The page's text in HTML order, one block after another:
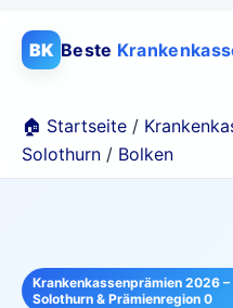
BK Beste
🏠 Startseite /
Solothurn / Bolken
Krankenkassenprämien 2026 –
Solothurn & Prämienregion 0